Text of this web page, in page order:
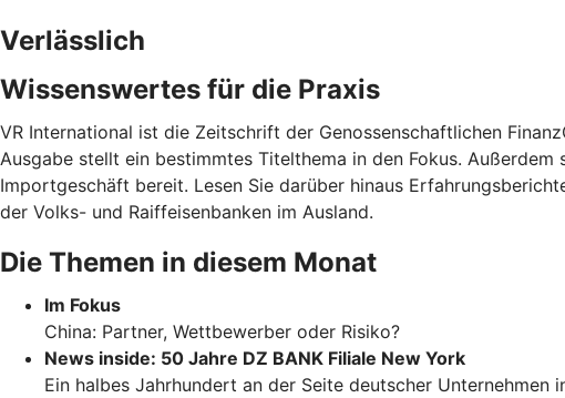
Verlässlich
Wissenswertes für die Praxis
VR International ist die Zeitschrift der Genossenschaftlichen
Ausgabe stellt ein bestimmtes Titelthema in den Fokus.
Importgeschäft bereit. Lesen Sie darüber hinaus
der Volks- und Raiffeisenbanken im Ausland.
Die Themen in diesem Monat
Im Fokus
China: Partner, Wettbewerber oder Risiko?
News inside: 50 Jahre DZ BANK Filiale New York
Ein halbes Jahrhundert an der Seite deutscher Unternehmen